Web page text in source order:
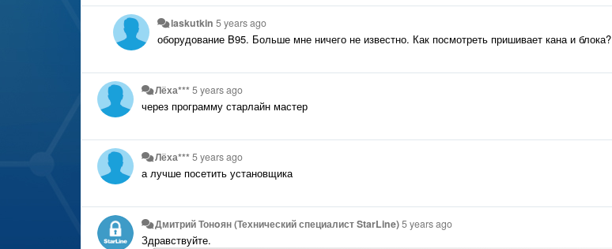
laskutkin 5 years ago
оборудование B95. Больше мне ничего не известно. Как посмотреть пришивает кана и блока?
Лёха***5 years ago
через программу старлайн мастер
Лёха***5 years ago
а лучше посетить установщика
Дмитрий Тонoян (Технический специалист StarLine)5 years ago
Здравствуйте.